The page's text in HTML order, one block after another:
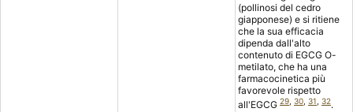
(pollinosi del cedro
giapponese) e si ritiene
che la sua efficacia
dipenda dall'alto
contenuto di EGCG O-
metilato, che ha una
farmacocinetica più
favorevole rispetto
all'EGCG 29 30 31 32.